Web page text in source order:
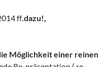
ff.dazu!,
Möglichkeit einer reinen